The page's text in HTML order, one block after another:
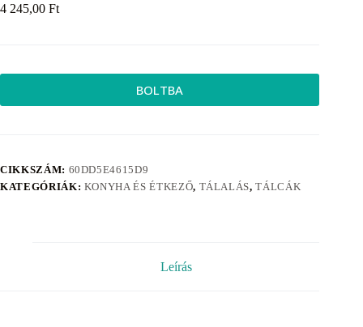
4 245,00 Ft
BOLTBA
CIKKSZÁM: 60DD5E4615D9
KATEGÓRIÁK: KONYHA ÉS ÉTKEZŐ, TÁLALÁS,TÁLCÁK
Leírás